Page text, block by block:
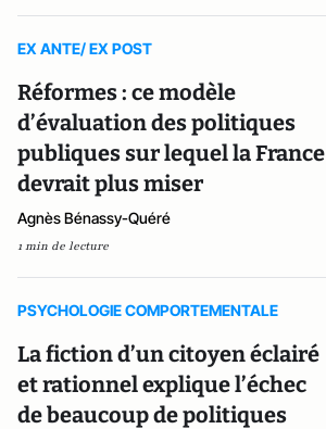
EX ANTE/ EX POST
Réformes : ce modèle
d’évaluation des politiques
publiques sur lequel la France
devrait plus miser
Agnès Bénassy-Quéré
1 min de lecture
PSYCHOLOGIE COMPORTEMENTALE
La fiction d’un citoyen éclairé
et rationnel explique l’échec
de beaucoup de politiques